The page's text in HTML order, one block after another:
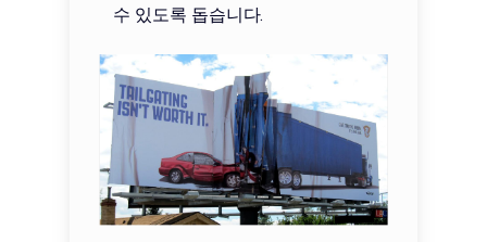
수 있도록 돕습니다.